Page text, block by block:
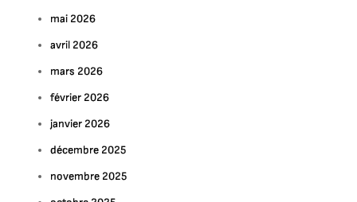
mai 2026
avril 2026
mars 2026
février 2026
janvier 2026
décembre 2025
novembre 2025